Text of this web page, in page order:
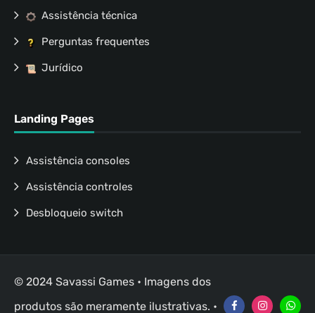
Assistência técnica
Perguntas frequentes
Jurídico
Landing Pages
Assistência consoles
Assistência controles
Desbloqueio switch
© 2024 Savassi Games • Imagens dos
produtos são meramente ilustrativas. •